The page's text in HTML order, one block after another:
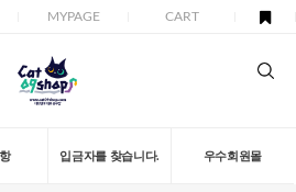
MYPAGE CART
입금자를 찾습니다. 우수회원몰